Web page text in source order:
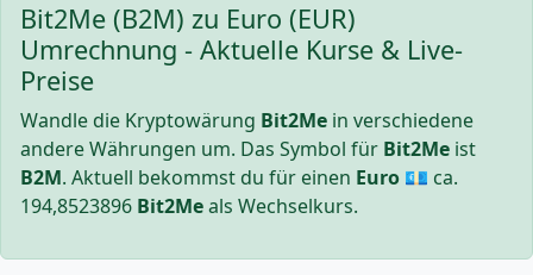
Bit2Me (B2M) zu Euro (EUR)
Umrechnung - Aktuelle Kurse & Live-
Preise
Wandle die Kryptowärung Bit2Me in verschiedene
andere Währungen um. Das Symbol für Bit2Me ist
B2M. Aktuell bekommst du für einen Euro 💶 ca.
194,8523896 Bit2Meals Wechselkurs.